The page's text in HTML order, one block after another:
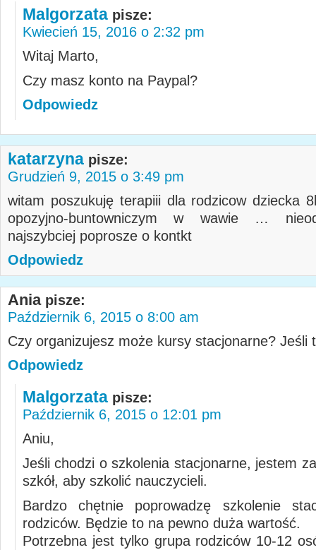
Malgorzata pisze:
Kwiecień 15, 2016 o 2:32 pm
Witaj Marto,
Czy masz konto na Paypal?
Odpowiedz
katarzyna pisze:
Grudzień 9, 2015 o 3:49 pm
witam poszukuję terapiii dla rodzicow dziecka
opozyjno-buntowniczym w wawie …
najszybciej poprosze o kontkt
Odpowiedz
Ania pisze:
Październik 6, 2015 o 8:00 am
Czy organizujesz może kursy stacjonarne? Jeśli
Odpowiedz
Malgorzata pisze:
Październik 6, 2015 o 12:01 pm
Aniu,
Jeśli chodzi o szkolenia stacjonarne, jestem
szkół, aby szkolić nauczycieli.
Bardzo chętnie poprowadzę szkolenie
rodziców. Będzie to na pewno duża wartość.
Potrzebna jest tylko grupa rodziców 10-12